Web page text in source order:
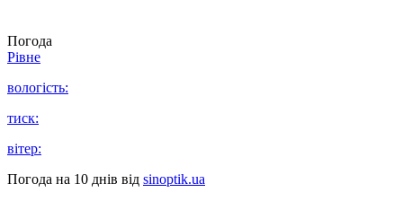
Погода
Рівне
вологість:
тиск:
вітер:
Погода на 10 днів від sinoptik.ua